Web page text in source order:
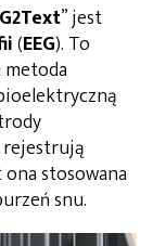
” jest
(EEG). To
rejestrują
stosowana
snu.